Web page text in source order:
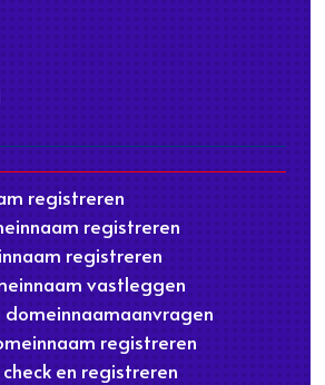
registreren
registreren
registreren
vastleggen
domeinnaamaanvragen
registreren
en registreren